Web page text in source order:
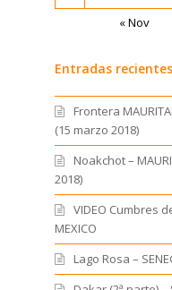
« Nov
Entradas recientes
Frontera
(15 marzo 2018)
Noakchot –
2018)
VIDEO Cumbres
MEXICO
Lago Rosa –